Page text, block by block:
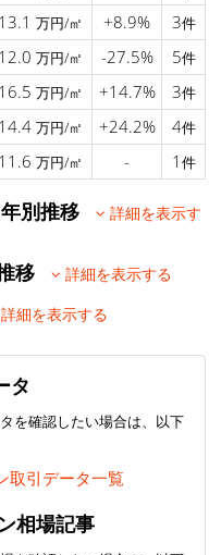
13.1 万円/㎡ +8.9% 3件
12.0 万円/㎡ -27.5% 5件
16.5 万円/㎡ +14.7% 3件
14.4 万円/㎡ +24.2% 4件
11.6 万円/㎡ - 1 件
年別推移
詳細を表示す
推移 詳細を表示する
詳細を表示する
タ
を確認したい場合は、以下
取引データ一覧
相場記事